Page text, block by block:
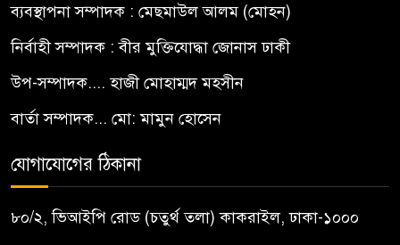
ব্যবস্থাপনা সম্পাদক : মেছমাউল আলম (মোহন)
নির্বাহী সম্পাদক : বীর মুক্তিযোদ্ধা জোনাস ঢাকী
উপ-সম্পাদক.... হাজী মোহাম্মদ মহসীন
বার্তা সম্পাদক... মো: মামুন হোসেন
যোগাযোগের ঠিকানা
৮০/২, ভিআইপি রোড (চতুর্থ তলা) কাকরাইল, ঢাকা-১০০০